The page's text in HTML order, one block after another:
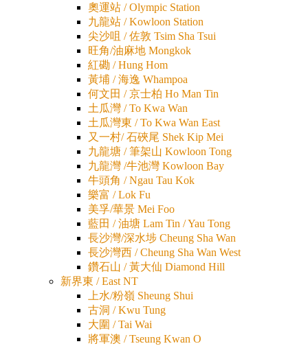
奧運站 / Olympic Station
九龍站 / Kowloon Station
尖沙咀 / 佐敦 Tsim Sha Tsui
旺角/油麻地 Mongkok
紅磡 / Hung Hom
黃埔 / 海逸 Whampoa
何文田 / 京士柏 Ho Man Tin
土瓜灣 / To Kwa Wan
土瓜灣東 / To Kwa Wan East
又一村/ 石硤尾 Shek Kip Mei
九龍塘 / 筆架山 Kowloon Tong
九龍灣 /牛池灣 Kowloon Bay
牛頭角 / Ngau Tau Kok
樂富 / Lok Fu
美孚/華景 Mei Foo
藍田 / 油塘 Lam Tin / Yau Tong
長沙灣/深水埗 Cheung Sha Wan
長沙灣西 / Cheung Sha Wan West
鑽石山 / 黃大仙 Diamond Hill
新界東 / East NT
上水/粉嶺 Sheung Shui
古洞 / Kwu Tung
大圍 / Tai Wai
將軍澳 / Tseung Kwan O